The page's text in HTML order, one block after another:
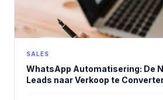
SALES
WhatsApp Automatisering: De
Leads naar Verkoop te